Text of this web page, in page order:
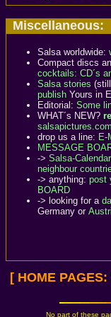
Miscellaneous:
Salsa worldwide:
Compact discs
cocktails: CD´s
Salsa stories
publish Yours in
Editorial: Some
WHAT´s NEW?
salsapictures.com
drop us a line: E-
MESSAGE
-> Salsa-
neighbour
-> anything: post
BOARD
-> looking for a
Germany or
[ HOME PAGES:
No part of these